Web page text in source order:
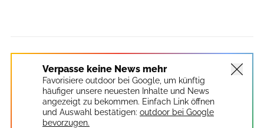
Verpasse keine News mehr
Favorisiere outdoor bei Google, um künftig
häufiger unsere neuesten Inhalte und News
angezeigt zu bekommen. Einfach Link öffnen
und Auswahl bestätigen: outdoor bei Google
bevorzugen.